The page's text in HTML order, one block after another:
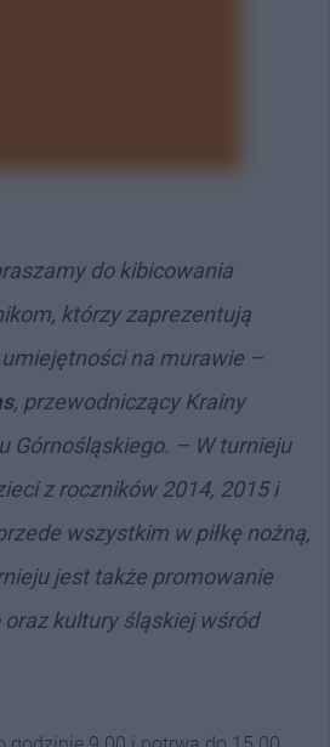
do kibicowania
którzy zaprezentują
umiejętności na murawie –
, przewodniczący Krainy
Górnośląskiego. – W turnieju
z roczników 2014, 2015 i
wszystkim w piłkę nożną,
jest także promowanie
kultury śląskiej wśród